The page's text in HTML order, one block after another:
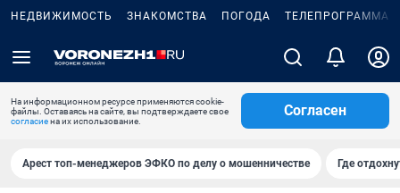
НЕДВИЖИМОСТЬ ЗНАКОМСТВА ПОГОДА ТЕЛЕПРОГРАММА
На информационном ресурсе применяются cookie-
файлы. Оставаясь на сайте, вы подтверждаете свое
согласиена их использование.
Согласен
Арест топ-менеджеров ЭФКО по делу о мошенничестве Где